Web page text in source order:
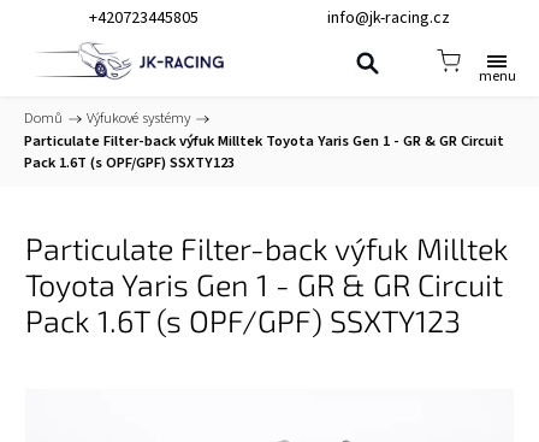
+420723445805 info@jk-racing.cz
Domů / Výfukové systémy /
Particulate Filter-back výfuk Milltek Toyota Yaris Gen 1 - GR & GR Circuit
Pack 1.6T (s OPF/GPF) SSXTY123
Particulate Filter-back výfuk Milltek
Toyota Yaris Gen 1 - GR & GR Circuit
Pack 1.6T (s OPF/GPF) SSXTY123